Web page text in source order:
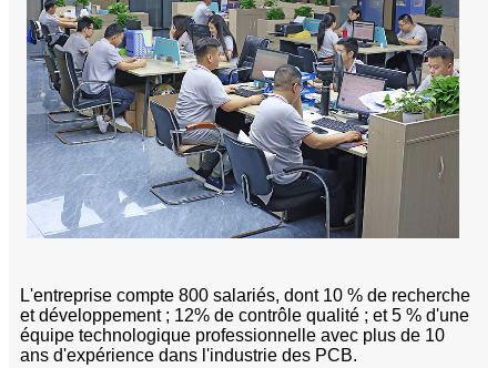
L'entreprise compte 800 salariés, dont 10 % de recherche
et développement ; 12% de contrôle qualité ; et 5 % d'une
équipe technologique professionnelle avec plus de 10
ans d'expérience dans l'industrie des PCB.